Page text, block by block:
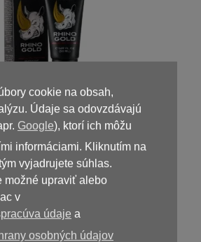
cookie na obsah,
Údaje sa odovzdávajú
Google), ktorí ich môžu
informáciami. Kliknutím na
vyjadrujete súhlas.
možné upraviť alebo
v
údaje a
osobných údajov
59,00€
Nedostupné
kategórii: